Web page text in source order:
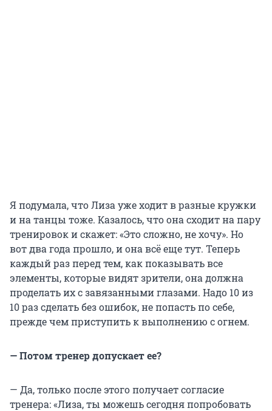
Я подумала, что Лиза уже ходит в разные кружки
и на танцы тоже. Казалось, что она сходит на пару
тренировок и скажет: «Это сложно, не хочу». Но
вот два года прошло, и она всё еще тут. Теперь
каждый раз перед тем, как показывать все
элементы, которые видят зрители, она должна
проделать их с завязанными глазами. Надо 10 из
10 раз сделать без ошибок, не попасть по себе,
прежде чем приступить к выполнению с огнем.
— Потом тренер допускает ее?
— Да, только после этого получает согласие
тренера: «Лиза, ты можешь сегодня попробовать